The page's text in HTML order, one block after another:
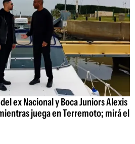
ex Nacional y Boca Juniors Alexis
juega en Terremoto; mirá el